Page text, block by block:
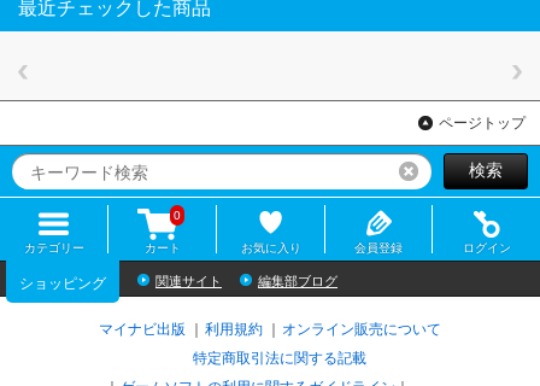
最近チェックした商品
ページトップ
リセット検索
カテゴリー カート
0
お気に入り 会員登録 ログイン
ショッピング 関連サイト 編集部ブログ
マイナビ出版 利用規約
オンライン販売について
特定商取引法に関する記載